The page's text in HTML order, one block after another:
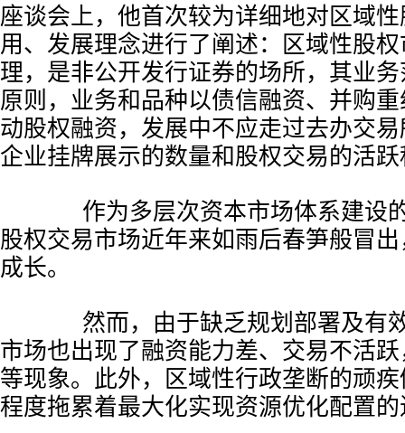
座谈会上，他首次较为详细地对区域
用、发展理念进行了阐述：区域性股
理，是非公开发行证券的场所，其业
原则，业务和品种以债信融资、并购
动股权融资，发展中不应走过去办交
企业挂牌展示的数量和股权交易的活
作为多层次资本市场体系建设
股权交易市场近年来如雨后春笋般冒
成长。
然而，由于缺乏规划部署及有
市场也出现了融资能力差、交易不活
等现象。此外，区域性行政垄断的顽
程度拖累着最大化实现资源优化配置